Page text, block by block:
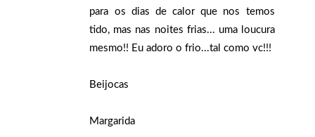
para os dias de calor que nos temos
tido, mas nas noites frias... uma loucura
mesmo!! Eu adoro o frio...tal como vc!!!
Beijocas
Margarida